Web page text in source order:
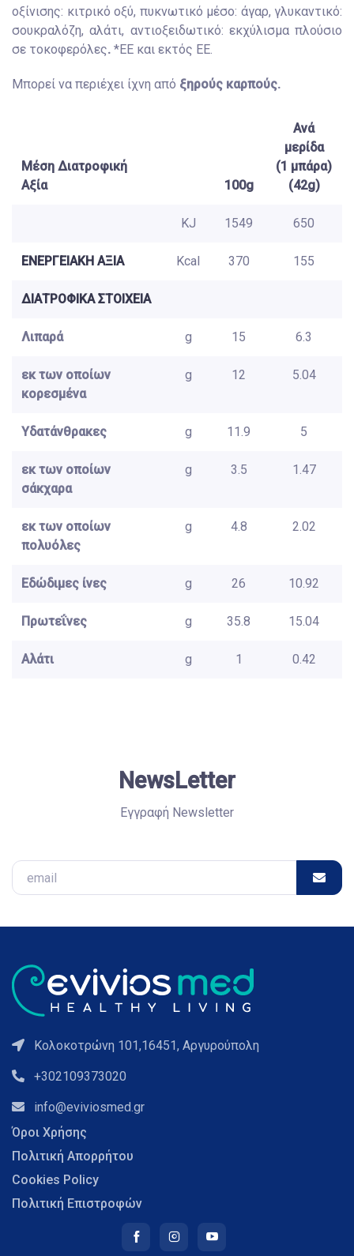
οξίνισης: κιτρικό οξύ, πυκνωτικό μέσο: άγαρ, γλυκαντικό:
σουκραλόζη, αλάτι, αντιοξειδωτικό: εκχύλισμα πλούσιο
σε τοκοφερόλες. *ΕΕ και εκτός ΕΕ.
Μπορεί να περιέχει ίχνη από ξηρούς καρπούς.
Μέση Διατροφική
Αξία
100g
Ανά
μερίδα
(1 μπάρα)
(42g)
KJ 1549 650
ΕΝΕΡΓΕΙΑΚΗ ΑΞΙΑ Kcal 370 155
ΔΙΑΤΡΟΦΙΚΑ ΣΤΟΙΧΕΙΑ
Λιπαρά g 15 6.3
εκ των οποίων
κορεσμένα
g 12 5.04
Υδατάνθρακες g 11.9 5
εκ των οποίων
σάκχαρα
g 3.5 1.47
εκ των οποίων
πολυόλες
g 4.8 2.02
Εδώδιμες ίνες g 26 10.92
Πρωτεΐνες g 35.8 15.04
Αλάτι g 1 0.42
NewsLetter
Εγγραφή Newsletter
Κολοκοτρώνη 101,16451, Αργυρούπολη
+302109373020
info@eviviosmed.gr
Όροι Χρήσης
Πολιτική Απορρήτου
Cookies Policy
Πολιτική Επιστροφών